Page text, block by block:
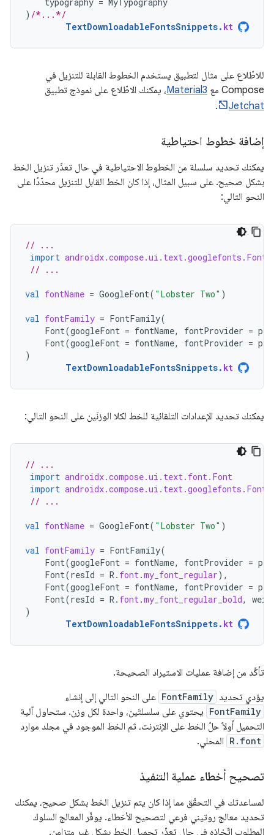
) /*...*/
TextDownloadableFontsSnippets. kt
للاطّلاع على مثال لتطبيق يستخدم الخطوط القابلة للتنزيل في
Compose مع
Material3، يمكنك الاطّلاع على نموذج تطبيق
Jetchat
.
إضافة خطوط احتياطية
يمكنك تحديد سلسلة من الخطوط الاحتياطية في حال تعذّر تنزيل الخط
بشكل صحيح. على سبيل المثال، إذا كان الخط القابل للتنزيل محدّدًا على
النحو التالي:
// ...
import androidx.compose.ui.text.googlefonts.Font
// ...
val fontName = GoogleFont( "Lobster Two" )
val fontFamily = FontFamily(
Font(googleFont = fontName, fontProvider =
Font(googleFont = fontName, fontProvider =
)
TextDownloadableFontsSnippets. kt
يمكنك تحديد الإعدادات التلقائية للخط لكلا الوزنَين على النحو التالي:
// ...
import androidx.compose.ui.text.font.Font
import androidx.compose.ui.text.googlefonts.Font
// ...
val fontName = GoogleFont( "Lobster Two" )
val fontFamily = FontFamily(
Font(googleFont = fontName, fontProvider =
Font(resId = R . font .my_font_regular),
Font(googleFont = fontName, fontProvider =
Font(resId = R . font .my_font_regular_bold,
)
TextDownloadableFontsSnippets. kt
تأكَّد من إضافة عمليات الاستيراد الصحيحة.
يؤدي تحديد FontFamily على النحو التالي إلى إنشاء
FontFamily يحتوي على سلسلتَين، واحدة لكل وزن. ستحاول آلية
التحميل أولاً حلّ الخط على الإنترنت، ثم الخط الموجود في مجلد موارد
R.font المحلي.
تصحيح أخطاء عملية التنفيذ
لمساعدتك في التحقّق مما إذا كان يتم تنزيل الخط بشكل صحيح، يمكنك
تحديد معالج روتيني فرعي لتصحيح الأخطاء. يوفّر المعالج السلوك
المطلوب اتّخاذه في حال تعذّر تحميل الخط بشكل غير متزامن.